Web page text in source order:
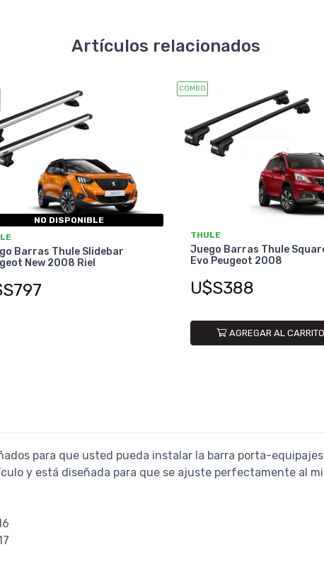
Artículos relacionados
NO DISPONIBLE
Barras Thule Slidebar
New 2008 Riel
COMBO
THULE
Juego Barras Thule
Evo Peugeot 2008
U$S388
AGREGAR AL CARRITO
para que usted pueda instalar la barra porta-
y está diseñada para que se ajuste perfectamente al